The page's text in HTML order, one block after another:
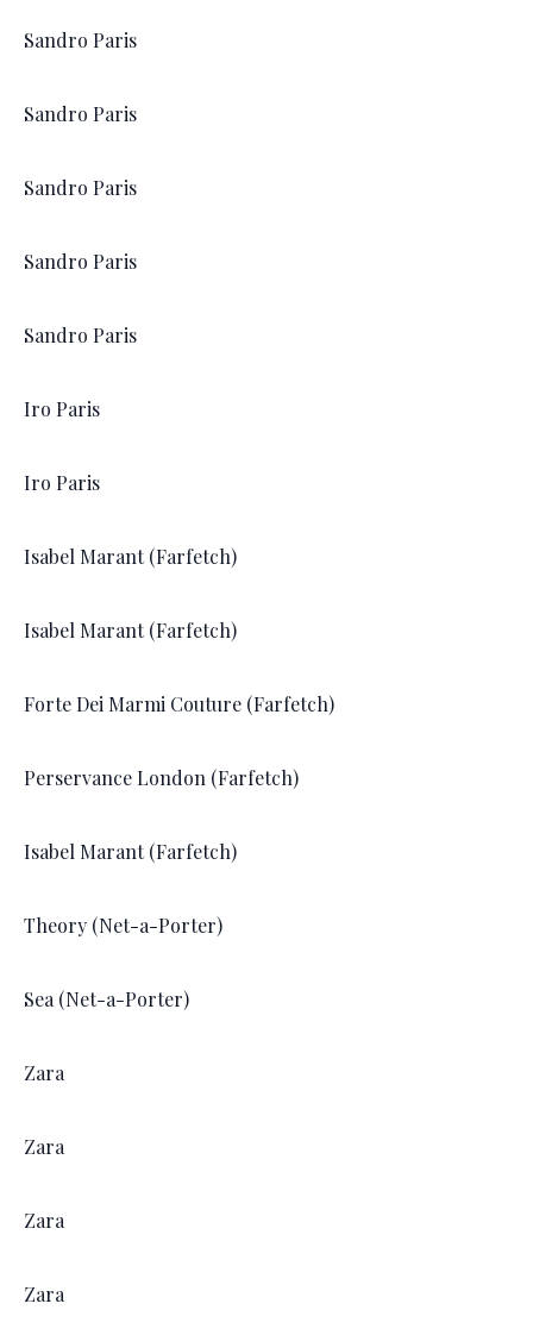
Sandro Paris
Sandro Paris
Sandro Paris
Sandro Paris
Sandro Paris
Iro Paris
Iro Paris
Isabel Marant (Farfetch)
Isabel Marant (Farfetch)
Forte Dei Marmi Couture (Farfetch)
Perservance London (Farfetch)
Isabel Marant (Farfetch)
Theory (Net-a-Porter)
Sea (Net-a-Porter)
Zara
Zara
Zara
Zara